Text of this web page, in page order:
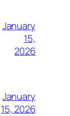
January
15,
2026
January
15, 2026